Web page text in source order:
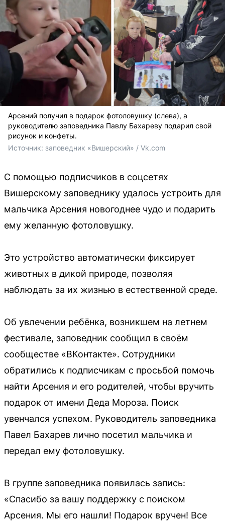
Арсений получил в подарок фотоловушку (слева), а
руководителю заповедника Павлу Бахареву подарил свой
рисунок и конфеты.
Источник: заповедник «Вишерский» / Vk.com
С помощью подписчиков в соцсетях
Вишерскому заповеднику удалось устроить для
мальчика Арсения новогоднее чудо и подарить
ему желанную фотоловушку.
Это устройство автоматически фиксирует
животных в дикой природе, позволяя
наблюдать за их жизнью в естественной среде.
Об увлечении ребёнка, возникшем на летнем
фестивале, заповедник сообщил в своём
сообществе «ВКонтакте». Сотрудники
обратились к подписчикам с просьбой помочь
найти Арсения и его родителей, чтобы вручить
подарок от имени Деда Мороза. Поиск
увенчался успехом. Руководитель заповедника
Павел Бахарев лично посетил мальчика и
передал ему фотоловушку.
В группе заповедника появилась запись:
«Спасибо за вашу поддержку с поиском
Арсения. Мы его нашли! Подарок вручен! Все